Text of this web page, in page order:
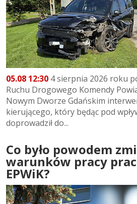
05.08 12:30 4 sierpnia 2026 roku
Ruchu Drogowego Komendy
Nowym Dworze Gdańskim
kierującego, który będąc pod
doprowadził do...
Co było powodem
warunków pracy
EPWiK?